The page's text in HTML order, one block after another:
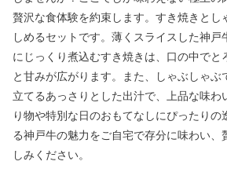
贅沢な食体験を約束します。すき焼きとし
しめるセットです。薄くスライスした神戸
にじっくり煮込むすき焼きは、口の中でと
と甘みが広がります。また、しゃぶしゃぶ
立てるあっさりとした出汁で、上品な味わ
り物や特別な日のおもてなしにぴったりの
る神戸牛の魅力をご自宅で存分に味わい、
しみください。